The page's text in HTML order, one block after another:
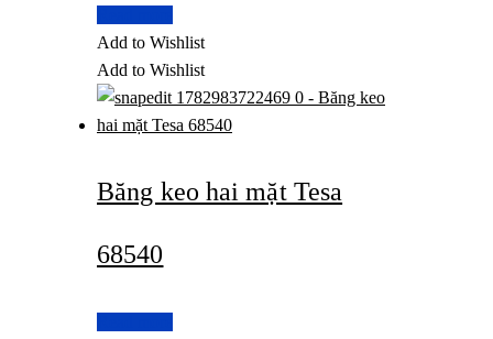
Add to Wishlist
Add to Wishlist
Băng keo hai mặt Tesa
68540